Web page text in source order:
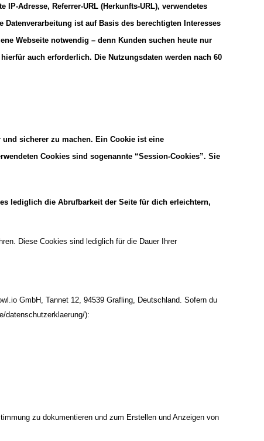
Adresse, Referrer-URL (Herkunfts-URL), verwendetes
ist auf Basis des berechtigten Interesses
Webseite notwendig – denn Kunden suchen heute nur
auch erforderlich. Die Nutzungsdaten werden nach 60
sicherer zu machen. Ein Cookie ist eine
Cookies sind sogenannte “Session-Cookies”. Sie
lediglich die Abrufbarkeit der Seite für dich erleichtern,
Diese Cookies sind lediglich für die Dauer Ihrer
GmbH, Tannet 12, 94539 Grafling, Deutschland. Sofern du
datenschutzerklaerung/):
zu dokumentieren und zum Erstellen und Anzeigen von